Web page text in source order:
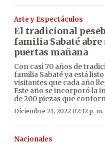
Arte y Espectáculos
El tradicional
familia Sabaté abre
puertas mañana
Con casi 70 años de
familia Sabaté ya está
visitantes que cada año
Este año se incorporó la
de 200 piezas que
Diciembre 21, 2022 02:32 p. m.
Nacionales